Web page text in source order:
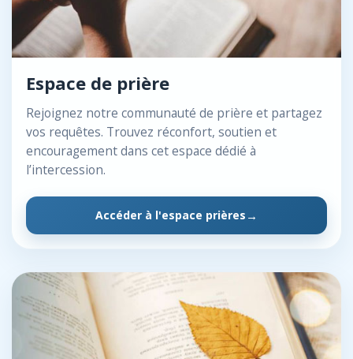
Espace de prière
Rejoignez notre communauté de prière et partagez
vos requêtes. Trouvez réconfort, soutien et
encouragement dans cet espace dédié à
l’intercession.
Accéder à l'espace prières